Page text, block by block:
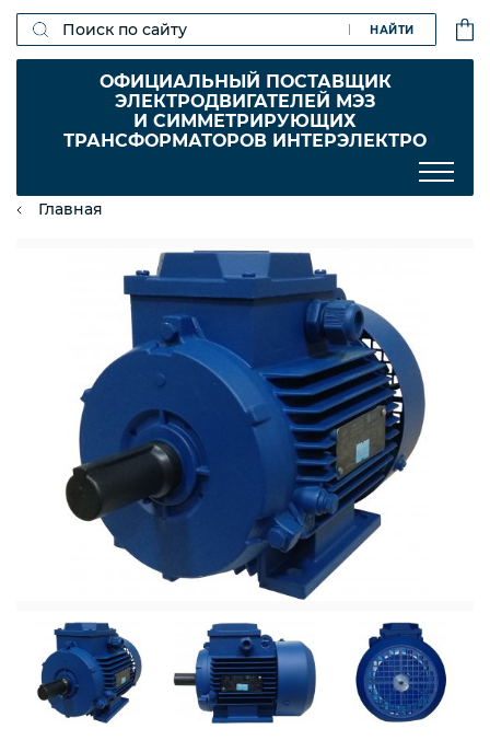
НАЙТИ
ОФИЦИАЛЬНЫЙ ПОСТАВЩИК
ЭЛЕКТРОДВИГАТЕЛЕЙ МЭЗ
И СИММЕТРИРУЮЩИХ
ТРАНСФОРМАТОРОВ ИНТЕРЭЛЕКТРО
Главная